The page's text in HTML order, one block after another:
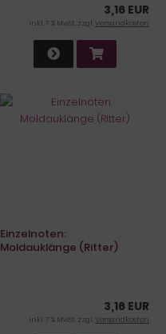
3,16 EUR
inkl. 7 % MwSt. zzgl.Versandkosten
Einzelnoten:
Moldauklänge (Ritter)
3,16 EUR
inkl. 7 % MwSt. zzgl.Versandkosten